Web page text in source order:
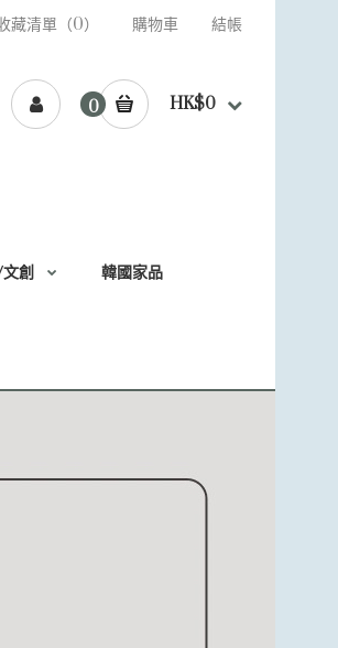
藏清單（0） 購物車 結帳
0 HK$0
創 韓國家品